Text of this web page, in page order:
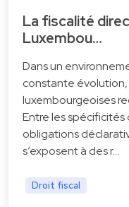
La fiscalité
Luxembou…
Dans un
constante
luxembourgeoises
Entre les spécificités
obligations
s’exposent à des r…
Droit fiscal